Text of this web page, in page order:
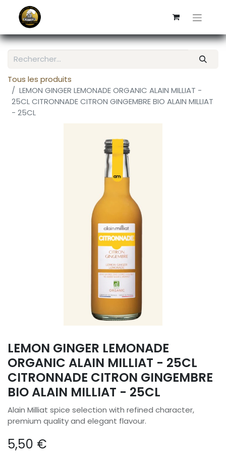
Tous les produits
LEMON GINGER LEMONADE ORGANIC ALAIN MILLIAT -
25CL CITRONNADE CITRON GINGEMBRE BIO ALAIN MILLIAT
- 25CL
LEMON GINGER LEMONADE
ORGANIC ALAIN MILLIAT - 25CL
CITRONNADE CITRON GINGEMBRE
BIO ALAIN MILLIAT - 25CL
Alain Milliat spice selection with refined character,
premium quality and elegant flavour.
5,50 €